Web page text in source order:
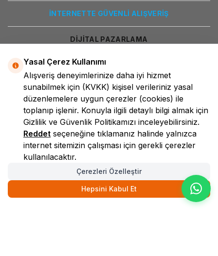
İNTERNETTE GÜVENLİ ALIŞVERİŞ
DİJİTAL PAZARLAMA
LokmanAVM
Yasal Çerez Kullanımı
Alışveriş deneyimlerinize daha iyi hizmet
sunabilmek için (KVKK) kişisel verileriniz yasal
düzenlemelere uygun çerezler (cookies) ile
toplanıp işlenir. Konuyla ilgili detaylı bilgi almak için
Gizlilik ve Güvenlik Politikamızı inceleyebilirsiniz.
Reddet seçeneğine tıklamanız halinde yalnızca
internet sitemizin çalışması için gerekli çerezler
kullanılacaktır.
Çerezleri Özelleştir
Hepsini Kabul Et